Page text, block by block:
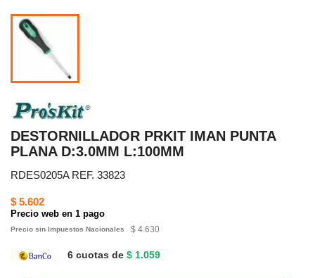
DESTORNILLADOR PRKIT IMAN PUNTA
PLANA D:3.0MM L:100MM
RDES0205A REF. 33823
$ 5.602
Precio web en 1 pago
Precio sin Impuestos Nacionales $ 4.630
6 cuotas de $ 1.059